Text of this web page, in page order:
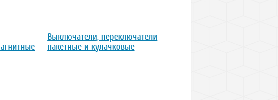
Выключатели, переключатели
пакетные и кулачковые